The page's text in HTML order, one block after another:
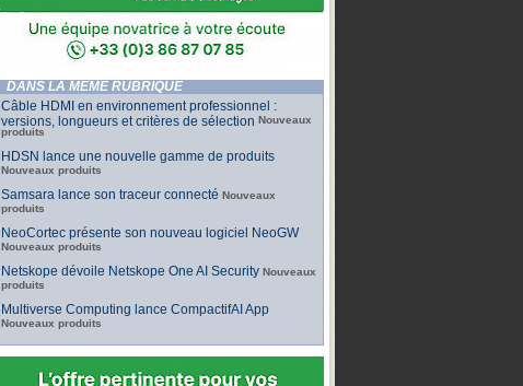
DANS LA MÊME RUBRIQUE
Câble HDMI en environnement professionnel :
versions, longueurs et critères de sélection Nouveaux
produits
HDSN lance une nouvelle gamme de produits
Nouveaux produits
Samsara lance son traceur connecté Nouveaux
produits
NeoCortec présente son nouveau logiciel NeoGW
Nouveaux produits
Netskope dévoile Netskope One AI Security Nouveaux
produits
Multiverse Computing lance CompactifAI App
Nouveaux produits